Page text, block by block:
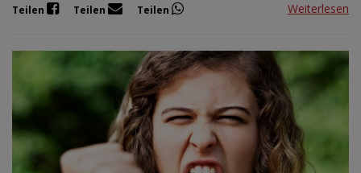
Teilen Teilen Teilen Weiterlesen